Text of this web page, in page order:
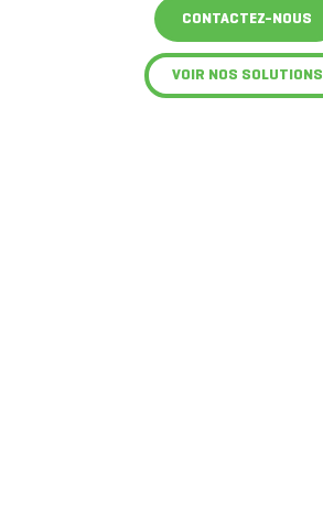
CONTACTEZ-NOUS
VOIR NOS SOLUTIONS